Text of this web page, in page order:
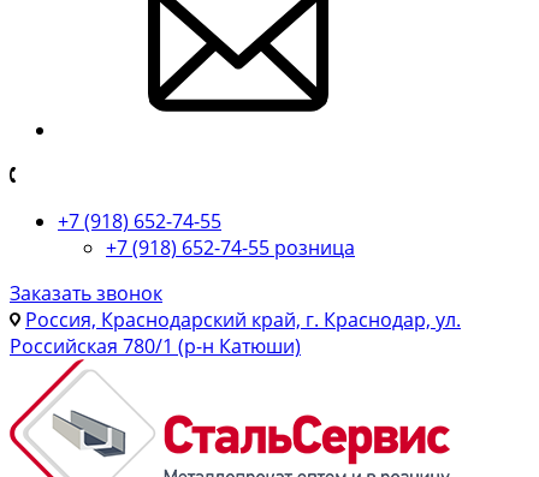
+7 (918) 652-74-55
+7 (918) 652-74-55 розница
Заказать звонок
Россия, Краснодарский край, г. Краснодар, ул.
Российская 780/1 (р-н Катюши)